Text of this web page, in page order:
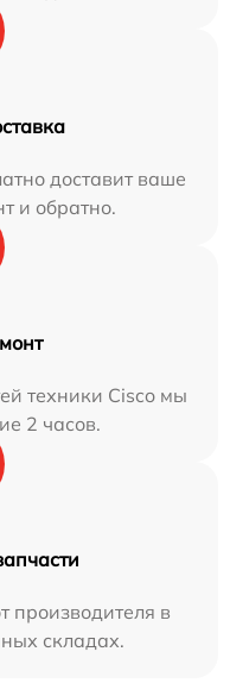
доставит ваше
и обратно.
техники Cisco мы
2 часов.
производителя в
складах.